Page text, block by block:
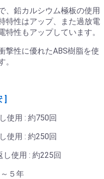
、鉛カルシウム極板の使用
特性はアップ、また過放電
性もアップしています。
撃性に優れたABS樹脂を使
。
]
使用 : 約750回
使用 : 約250回
使用 : 約225回
５年